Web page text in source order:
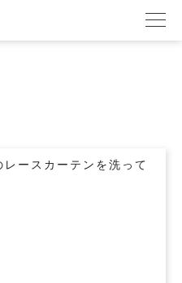
レースカーテンを洗って